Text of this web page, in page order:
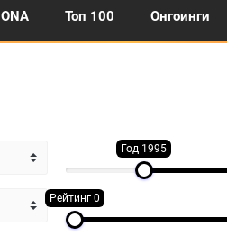
ONA Топ 100 Онгоинги
Год 1995
Рейтинг 0